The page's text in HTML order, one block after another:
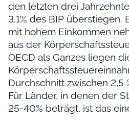
den letzten drei
3,1% des BIP überstiegen.
mit hohem Einkommen
aus der
OECD als Ganzes liegen
Durchschnitt zwischen 2,5
Für Länder, in denen der
25-40% beträgt, ist das